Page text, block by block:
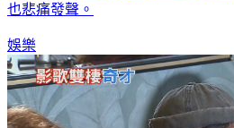
也悲痛發聲。
娛樂